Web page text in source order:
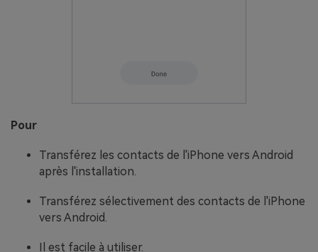
Pour
Transférez les contacts de l'iPhone vers Android
après l'installation.
Transférez sélectivement des contacts de l'iPhone
vers Android.
Il est facile à utiliser.